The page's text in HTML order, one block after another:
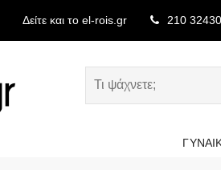
Δείτε και το el-rois.gr 210